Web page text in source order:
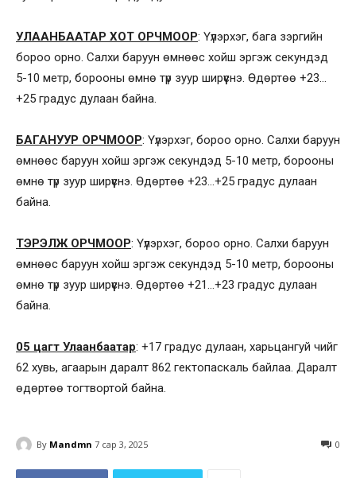
УЛААНБААТАР ХОТ ОРЧМООР: Үүлэрхэг, бага зэргийн
бороо орно. Салхи баруун өмнөөс хойш эргэж секундэд
5-10 метр, борооны өмнө түр зуур ширүүснэ. Өдөртөө +23…
+25 градус дулаан байна.
БАГАНУУР ОРЧМООР: Үүлэрхэг, бороо орно. Салхи баруун
өмнөөс баруун хойш эргэж секундэд 5-10 метр, борооны
өмнө түр зуур ширүүснэ. Өдөртөө +23…+25 градус дулаан
байна.
ТЭРЭЛЖ ОРЧМООР: Үүлэрхэг, бороо орно. Салхи баруун
өмнөөс баруун хойш эргэж секундэд 5-10 метр, борооны
өмнө түр зуур ширүүснэ. Өдөртөө +21…+23 градус дулаан
байна.
05 цагт Улаанбаатар: +17 градус дулаан, харьцангуй чийг
62 хувь, агаарын даралт 862 гектопаскаль байлаа. Даралт
өдөртөө тогтвортой байна.
By Mandmn 7 сар 3, 2025 0